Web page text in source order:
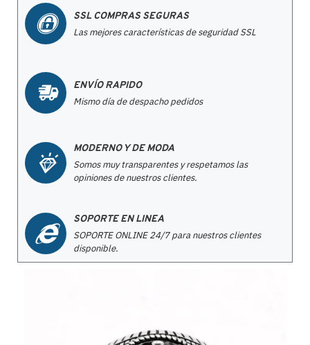
SSL COMPRAS SEGURAS
Las mejores características de seguridad SSL
ENVÍO RAPIDO
Mismo día de despacho pedidos
MODERNO Y DE MODA
Somos muy transparentes y respetamos las
opiniones de nuestros clientes.
SOPORTE EN LINEA
SOPORTE ONLINE 24/7 para nuestros clientes
disponible.